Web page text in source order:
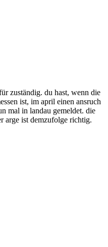
zuständig. du hast, wenn die
ist, im april einen ansruch
mal in landau gemeldet. die
arge ist demzufolge richtig.